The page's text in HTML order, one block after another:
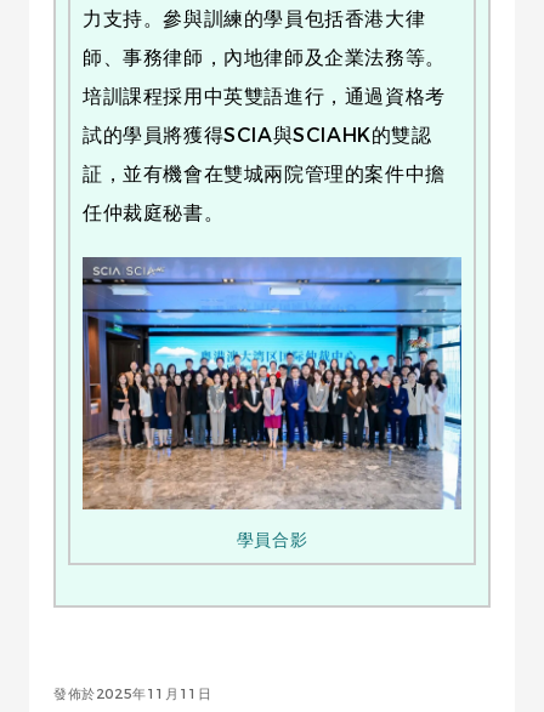
力支持。參與訓練的學員包括香港大律
師、事務律師，內地律師及企業法務等。
培訓課程採用中英雙語進行，通過資格考
試的學員將獲得SCIA與SCIAHK的雙認
証，並有機會在雙城兩院管理的案件中擔
任仲裁庭秘書。
學員合影
發佈於2025年11月11日